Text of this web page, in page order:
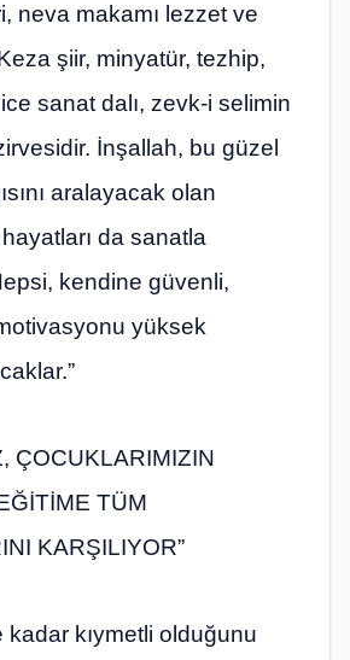
neva makamı lezzet ve
şiir, minyatür, tezhip,
sanat dalı, zevk-i selimin
İnşallah, bu güzel
aralayacak olan
hayatları da sanatla
kendine güvenli,
yüksek
ÇOCUKLARIMIZIN
TÜM
KARŞILIYOR”
kadar kıymetli olduğunu